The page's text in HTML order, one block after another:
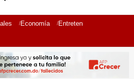
Economía Entretenimiento